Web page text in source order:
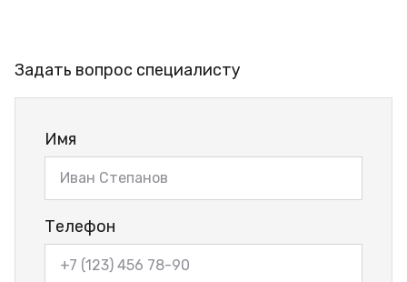
Задать вопрос специалисту
Имя
Телефон